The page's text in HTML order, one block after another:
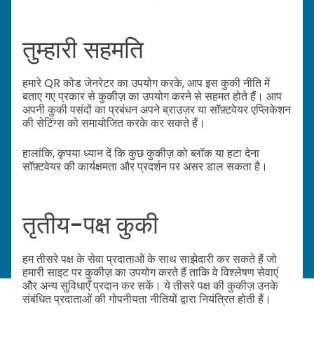
तुम्हारी सहमति
हमारे QR कोड जेनरेटर का उपयोग करके, आप इस कुकी नीति में
बताए गए प्रकार से कुकीज़ का उपयोग करने से सहमत होते हैं। आप
अपनी कुकी पसंदों का प्रबंधन अपने ब्राउज़र या सॉफ़्टवेयर एप्लिकेशन
की सेटिंग्स को समायोजित करके कर सकते हैं।
हालांकि, कृपया ध्यान दें कि कुछ कुकीज़ को ब्लॉक या हटा देना
सॉफ़्टवेयर की कार्यक्षमता और प्रदर्शन पर असर डाल सकता है।
तृतीय-पक्ष कुकी
हम तीसरे पक्ष के सेवा प्रदाताओं के साथ साझेदारी कर सकते हैं जो
हमारी साइट पर कुकीज़ का उपयोग करते हैं ताकि वे विश्लेषण सेवाएं
और अन्य सुविधाएँ प्रदान कर सकें। ये तीसरे पक्ष की कुकीज़ उनके
संबंधित प्रदाताओं की गोपनीयता नीतियों द्वारा नियंत्रित होती हैं।